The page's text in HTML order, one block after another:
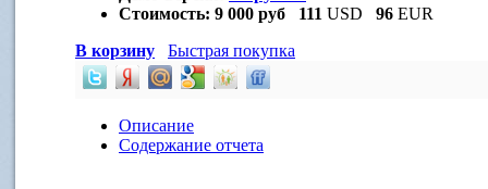
Стоимость: 9 000 руб 111 USD 96 EUR
В корзину
Быстрая покупка
Описание
Содержание отчета